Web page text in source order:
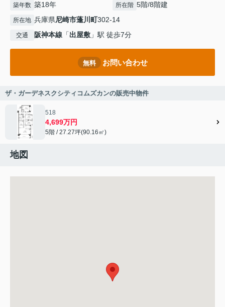
築年数 築18年 所在階 5階/8階建
所在地 兵庫県尼崎市蓬川町302-14
交通 阪神本線 「出屋敷 」駅 徒歩7分
無料 お問い合わせ
ザ・ガーデネスクシティコムズカンの販売中物件
518
4,699万円
5階 / 27.27坪(90.16㎡)
地図